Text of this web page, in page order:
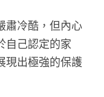
肅冷酷，但內心
自己認定的家
現出極強的保護